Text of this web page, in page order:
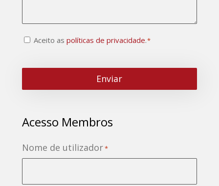
Consentimento
Aceito as políticas de privacidade.*
Acesso Membros
Nome de utilizador*